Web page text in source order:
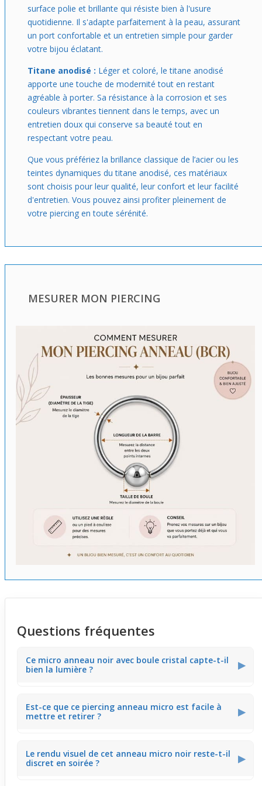
surface polie et brillante qui résiste bien à l'usure
quotidienne. Il s'adapte parfaitement à la peau, assurant
un port confortable et un entretien simple pour garder
votre bijou éclatant.
Titane anodisé : Léger et coloré, le titane anodisé
apporte une touche de modernité tout en restant
agréable à porter. Sa résistance à la corrosion et ses
couleurs vibrantes tiennent dans le temps, avec un
entretien doux qui conserve sa beauté tout en
respectant votre peau.
Que vous préfériez la brillance classique de l’acier ou les
teintes dynamiques du titane anodisé, ces matériaux
sont choisis pour leur qualité, leur confort et leur facilité
d'entretien. Vous pouvez ainsi profiter pleinement de
votre piercing en toute sérénité.
MESURER MON PIERCING
Questions fréquentes
Ce micro anneau noir avec boule cristal capte-t-il
bien la lumière ?
▶
transparent qui capte la lumière discrètement. Il apporte
une brillance subtile qui illumine le porteur sans être trop
Est-ce que ce piercing anneau micro est facile à
mettre et retirer ?
▶
facilite son ouverture et fermeture. Cette mécanique
simple permet un changement rapide, adapté à un
Le rendu visuel de cet anneau micro noir reste-t-il
discret en soirée ?
▶